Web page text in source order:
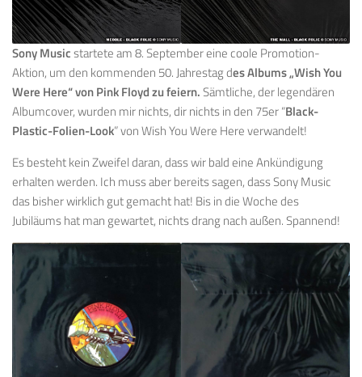
Sony Musicstartete am 8. September eine coole Promotion-
Aktion, um den kommenden 50. Jahrestag des Albums „Wish You
Were Here“ von Pink Floyd zu feiern.Sämtliche, der legendären
Albumcover, wurden mir nichts, dir nichts in den 75er “Black-
Plastic-Folien-Look” von Wish You Were Here verwandelt!
Es besteht kein Zweifel daran, dass wir bald eine Ankündigung
erhalten werden. Ich muss aber bereits sagen, dass Sony Music
das bisher wirklich gut gemacht hat! Bis in die Woche des
Jubiläums hat man gewartet, nichts drang nach außen. Spannend!